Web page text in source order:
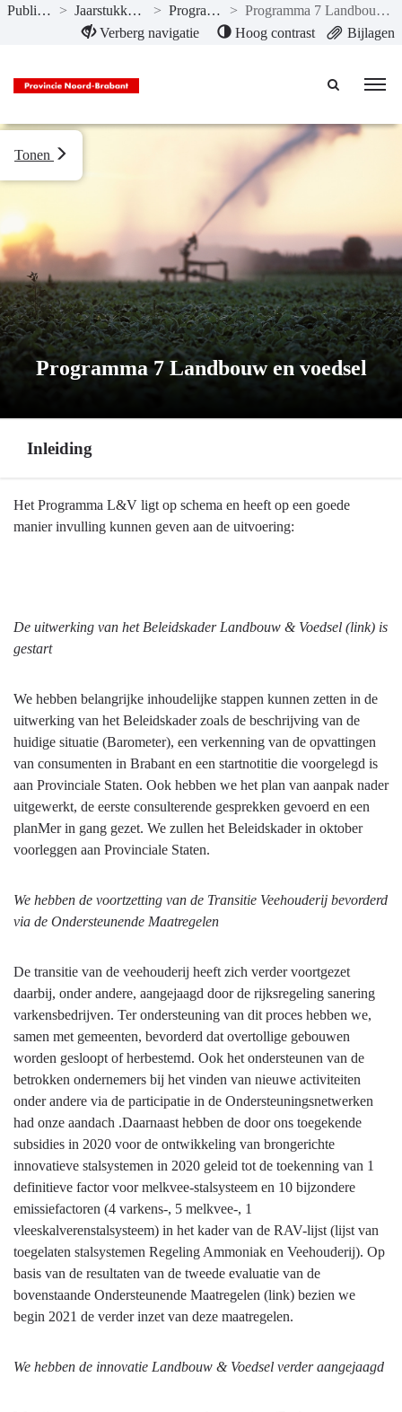
Naar hoofdinhoud
Publicaties > Jaarstukken 2020 > Programma’s >
Programma 7 Landbouw en voedsel
Verberg navigatie
Hoog contrast Bijlagen
Programma 7 Landbouw en voedsel
Tonen
Inleiding
Terug
naar
Landbouw
Inleiding
Het Programma L&V ligt op schema en heeft op een goede
manier invulling kunnen geven aan de uitvoering:
De uitwerking van het Beleidskader Landbouw & Voedsel (link) is
gestart
We hebben belangrijke inhoudelijke stappen kunnen zetten in de
uitwerking van het Beleidskader zoals de beschrijving van de
huidige situatie (Barometer), een verkenning van de opvattingen
van consumenten in Brabant en een startnotitie die voorgelegd is
aan Provinciale Staten. Ook hebben we het plan van aanpak nader
uitgewerkt, de eerste consulterende gesprekken gevoerd en een
planMer in gang gezet. We zullen het Beleidskader in oktober
voorleggen aan Provinciale Staten.
We hebben de voortzetting van de Transitie Veehouderij bevorderd
via de Ondersteunende Maatregelen
De transitie van de veehouderij heeft zich verder voortgezet
daarbij, onder andere, aangejaagd door de rijksregeling sanering
varkensbedrijven. Ter ondersteuning van dit proces hebben we,
samen met gemeenten, bevorderd dat overtollige gebouwen
worden gesloopt of herbestemd. Ook het ondersteunen van de
betrokken ondernemers bij het vinden van nieuwe activiteiten
onder andere via de participatie in de Ondersteuningsnetwerken
had onze aandach .Daarnaast hebben de door ons toegekende
subsidies in 2020 voor de ontwikkeling van brongerichte
innovatieve stalsystemen in 2020 geleid tot de toekenning van 1
definitieve factor voor melkvee-stalsysteem en 10 bijzondere
emissiefactoren (4 varkens-, 5 melkvee-, 1
vleeskalverenstalsysteem) in het kader van de RAV-lijst (lijst van
toegelaten stalsystemen Regeling Ammoniak en Veehouderij). Op
basis van de resultaten van de tweede evaluatie van de
bovenstaande Ondersteunende Maatregelen (link) bezien we
begin 2021 de verder inzet van deze maatregelen.
We hebben de innovatie Landbouw & Voedsel verder aangejaagd